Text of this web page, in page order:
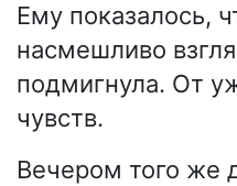
Ему показалось,
насмешливо
подмигнула. От
чувств.
Вечером того же